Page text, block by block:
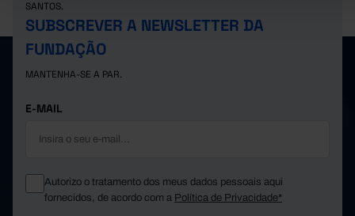
SANTOS.
SUBSCREVER A NEWSLETTER DA
FUNDAÇÃO
MANTENHA-SE A PAR.
E-MAIL
Autorizo o tratamento dos meus dados pessoais aqui
fornecidos, de acordo com a Política de Privacidade*